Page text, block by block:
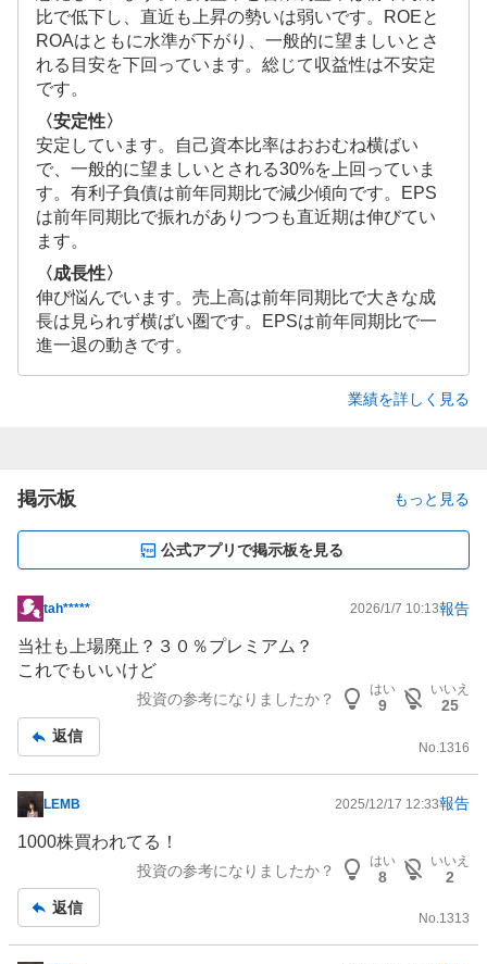
比で低下し、直近も上昇の勢いは弱いです。ROEと
ROAはともに水準が下がり、一般的に望ましいとさ
れる目安を下回っています。総じて収益性は不安定
です。
〈安定性〉
安定しています。自己資本比率はおおむね横ばい
で、一般的に望ましいとされる30%を上回っていま
す。有利子負債は前年同期比で減少傾向です。EPS
は前年同期比で振れがありつつも直近期は伸びてい
ます。
〈成長性〉
伸び悩んでいます。売上高は前年同期比で大きな成
長は見られず横ばい圏です。EPSは前年同期比で一
進一退の動きです。
業績を詳しく見る
掲示板 もっと見る
公式アプリで掲示板を見る
掲
示
板
事
tah***** 2026/1/7 10:13報告
当社も上場廃止？３０％プレミアム？
これでもいいけど
投資の参考になりましたか？
はい
9
いいえ
25
返信
No. 1316
掲
示
記
事
LEMB 2025/12/17 12:33報告
1000株買われてる！
投資の参考になりましたか？
はい
8
いいえ
2
返信
No.1313